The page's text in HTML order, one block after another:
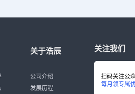
关于浩辰
公司介绍
发展历程
关注我们
扫码关注公
每月领专属